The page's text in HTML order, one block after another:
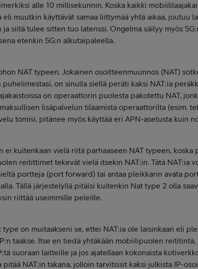
alle 10 millisekunnin. Koska kaikki
eli muutkin käyttävät samaa liittymää yhtä aikaa, joutuu
ja siitä tulee sitten tuo latenssi. Ongelma säilyy myös
etenkin 5G:n alkutaipaleella.
NAT typeen. Jokainen osoitteenmuunnos (NAT)
puhelimestasi, on sinulla siellä peräti kaksi NAT:ia
on operaattorin puolesta pakotettu NAT,
lisäpalvelun tilaamista operaattorilta (esim.
tomisi, pitänee myös käyttää eri APN-asetusta kuin
ei kuitenkaan vielä riitä parhaaseen NAT typeen, koska
reitittimet tekevät vielä itsekin NAT:in. Tätä NAT:ia
portteja (port forward) tai antaa pleikkarin avata
Tällä järjestelyllä pitäisi kuitenkin Nat type 2 olla
riittää useimmille peleille.
type on muitaakseni se, ettei NAT:ia ole laisinkaan eli
taakse. Itse en tiedä yhtäkään mobiilipuolen reititintä,
suoraan laitteille ja jos ajatellaan kokonaista
pitää NAT:in takana, jolloin tarvitsisit kaksi julkista IP-